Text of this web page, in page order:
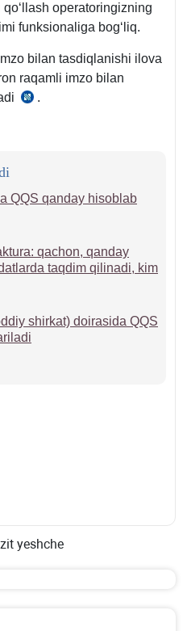
b.
operatoringizning
funksionaliga bogʻliq.
bilan tasdiqlanishi ilova
raqamli imzo bilan
Nizom
489-
2-
ilova
.
QQS qanday hisoblab
qachon, qanday
taqdim qilinadi, kim
shirkat) doirasida QQS
yeshche